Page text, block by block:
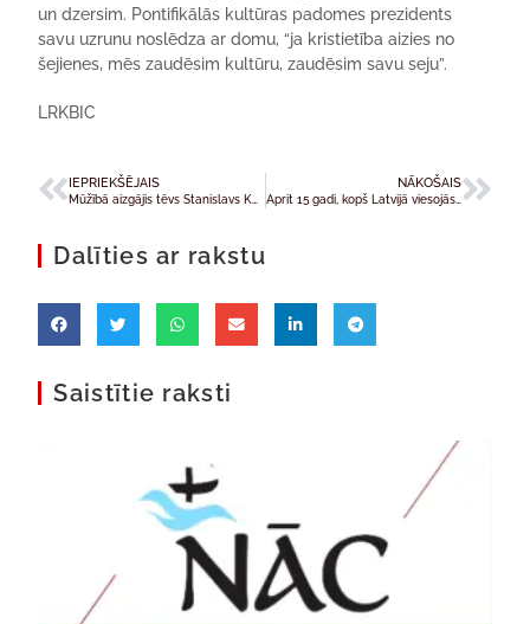
un dzersim. Pontifikālās kultūras padomes prezidents
savu uzrunu noslēdza ar domu, “ja kristietība aizies no
šejienes, mēs zaudēsim kultūru, zaudēsim savu seju”.
LRKBIC
IEPRIEKŠĒJAIS NĀKOŠAIS
Aprit 15 gadi, kopš Latvijā viesojās pāvests Jānis Pāvils II
Dalīties ar rakstu
Saistītie raksti